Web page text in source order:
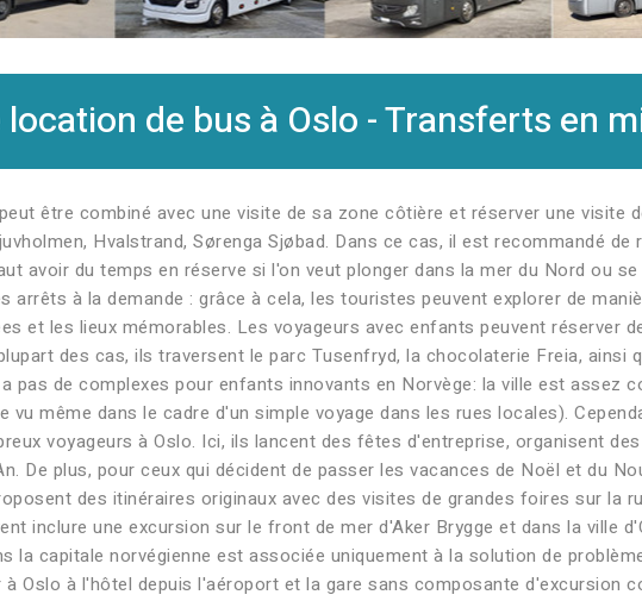
de bus à Oslo - Transferts en
être combiné avec une visite de sa zone côtière et réserver une visite
Hvalstrand, Sørenga Sjøbad. Dans ce cas, il est recommandé
avoir du temps en réserve si l'on veut plonger dans la mer du Nord ou
arrêts à la demande : grâce à cela, les touristes peuvent explorer de
et les lieux mémorables. Les voyageurs avec enfants peuvent réserver
des cas, ils traversent le parc Tusenfryd, la chocolaterie Freia, ainsi
pas de complexes pour enfants innovants en Norvège: la ville est assez
vu même dans le cadre d'un simple voyage dans les rues locales).
voyageurs à Oslo. Ici, ils lancent des fêtes d'entreprise, organisent
De plus, pour ceux qui décident de passer les vacances de Noël et du
des itinéraires originaux avec des visites de grandes foires sur la
inclure une excursion sur le front de mer d'Aker Brygge et dans la ville
la capitale norvégienne est associée uniquement à la solution de
Oslo à l'hôtel depuis l'aéroport et la gare sans composante d'excursion